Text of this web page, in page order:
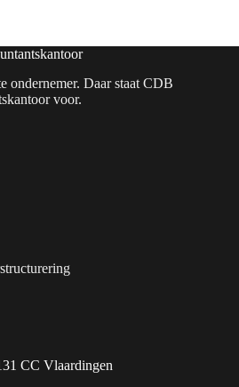
ondernemer. Daar staat CDB
voor.
CC Vlaardingen